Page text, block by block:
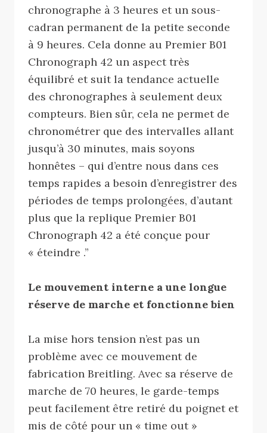
chronographe à 3 heures et un sous-
cadran permanent de la petite seconde
à 9 heures. Cela donne au Premier B01
Chronograph 42 un aspect très
équilibré et suit la tendance actuelle
des chronographes à seulement deux
compteurs. Bien sûr, cela ne permet de
chronométrer que des intervalles allant
jusqu’à 30 minutes, mais soyons
honnêtes – qui d’entre nous dans ces
temps rapides a besoin d’enregistrer des
périodes de temps prolongées, d’autant
plus que la replique Premier B01
Chronograph 42 a été conçue pour
« éteindre .”
Le mouvement interne a une longue
réserve de marche et fonctionne bien
La mise hors tension n’est pas un
problème avec ce mouvement de
fabrication Breitling. Avec sa réserve de
marche de 70 heures, le garde-temps
peut facilement être retiré du poignet et
mis de côté pour un « time out »